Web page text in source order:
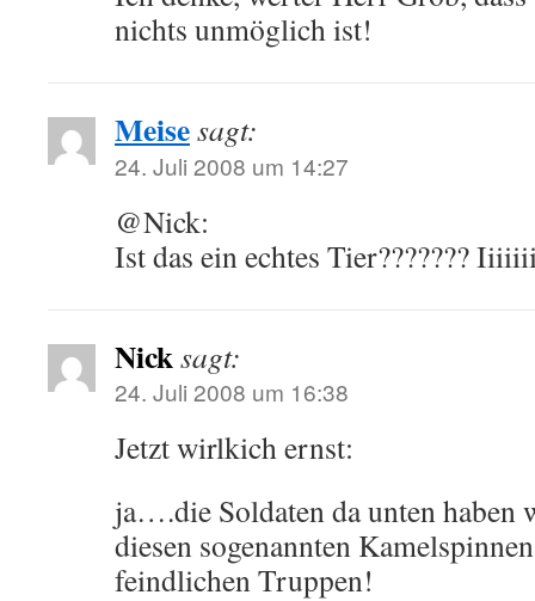
nichts unmöglich ist!
Meisesagt:
24. Juli 2008 um 14:27
@Nick:
Ist das ein echtes Tier???????
Nicksagt:
24. Juli 2008 um 16:38
Jetzt wirlkich ernst:
ja….die Soldaten da unten
diesen sogenannten
feindlichen Truppen!